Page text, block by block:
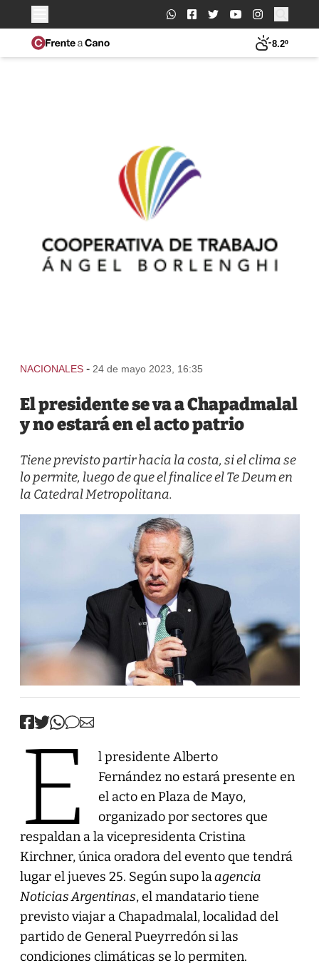
Buscar:
8.2º
NACIONALES - 24 de mayo 2023, 16:35
El presidente se va a Chapadmalal
y no estará en el acto patrio
Tiene previsto partir hacia la costa, si el clima se
lo permite, luego de que el finalice el Te Deum en
la Catedral Metropolitana.
E
l presidente Alberto
Fernández no estará presente en
el acto en Plaza de Mayo,
organizado por sectores que
respaldan a la vicepresidenta Cristina
Kirchner, única oradora del evento que tendrá
lugar el jueves 25. Según supo laagencia
Noticias Argentinas, el mandatario tiene
previsto viajar a Chapadmalal, localidad del
partido de General Pueyrredón si las
condiciones climáticas se lo permiten.